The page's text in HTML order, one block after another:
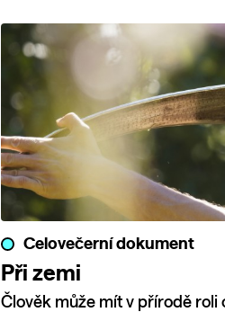
Celovečerní dokument
Při zemi
Člověk může mít v přírodě roli